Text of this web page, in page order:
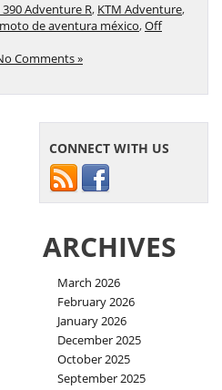
390 Adventure R, KTM Adventure,
moto de aventura méxico,Off
Comments »
CONNECT WITH US
ARCHIVES
March 2026
February 2026
January 2026
December 2025
October 2025
September 2025